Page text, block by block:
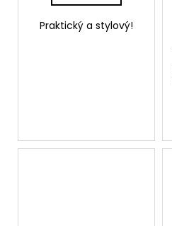
Praktický a stylový!